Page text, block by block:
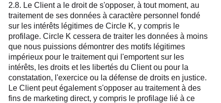
2.8. Le Client a le droit de s'opposer, à tout moment, au
traitement de ses données à caractère personnel fondé
sur les intérêts légitimes de Circle K, y compris le
profilage. Circle K cessera de traiter les données à moins
que nous puissions démontrer des motifs légitimes
impérieux pour le traitement qui l'emportent sur les
intérêts, les droits et les libertés du Client ou pour la
constatation, l'exercice ou la défense de droits en justice.
Le Client peut également s'opposer au traitement à des
fins de marketing direct, y compris le profilage lié à ce